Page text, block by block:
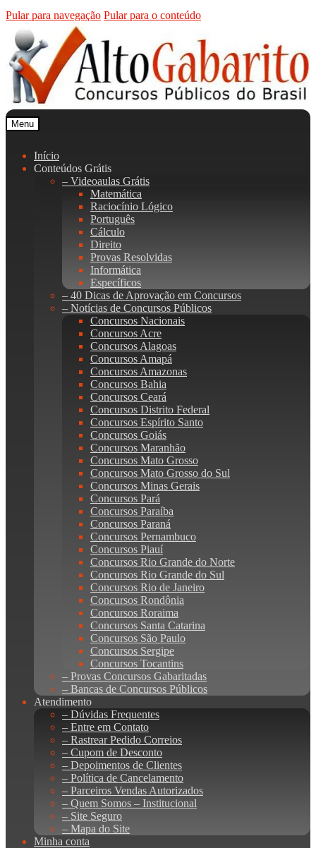
Pular para navegação Pular para o conteúdo
Menu
Início
Conteúdos Grátis
– Videoaulas Grátis
Matemática
Raciocínio Lógico
Português
Cálculo
Direito
Provas Resolvidas
Informática
Específicos
– 40 Dicas de Aprovação em Concursos
– Notícias de Concursos Públicos
Concursos Nacionais
Concursos Acre
Concursos Alagoas
Concursos Amapá
Concursos Amazonas
Concursos Bahia
Concursos Ceará
Concursos Distrito Federal
Concursos Espírito Santo
Concursos Goiás
Concursos Maranhão
Concursos Mato Grosso
Concursos Mato Grosso do Sul
Concursos Minas Gerais
Concursos Pará
Concursos Paraíba
Concursos Paraná
Concursos Pernambuco
Concursos Piauí
Concursos Rio Grande do Norte
Concursos Rio Grande do Sul
Concursos Rio de Janeiro
Concursos Rondônia
Concursos Roraima
Concursos Santa Catarina
Concursos São Paulo
Concursos Sergipe
Concursos Tocantins
– Provas Concursos Gabaritadas
– Bancas de Concursos Públicos
Atendimento
– Dúvidas Frequentes
– Entre em Contato
– Rastrear Pedido Correios
– Cupom de Desconto
– Depoimentos de Clientes
– Política de Cancelamento
– Parceiros Vendas Autorizados
– Quem Somos – Institucional
– Site Seguro
– Mapa do Site
Minha conta